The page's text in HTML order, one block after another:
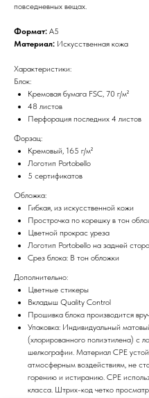
повседневных вещах.
Формат: А5
Материал: Искусственная кожа
Характеристики:
Блок:
Кремовая бумага FSC, 70 г/м²
48 листов
Перфорация последних 4 листов
Форзац:
Кремовый, 165 г/м²
Логотип Portobello
5 сертификатов
Обложка:
Гибкая, из искусственной кожи
Прострочка по корешку в тон
Цветной прокрас уреза
Логотип Portobello на задней
Срез блока: В тон обложки
Дополнительно:
Цветные стикеры
Вкладыш Quality Control
Прошивка блока производится
Упаковка: Индивидуальный
(хлорированного полиэтилена) с
шелкографии. Материал CPE
атмосферным воздействиям, не
горению и истиранию. CPE
класса. Штрих-код четко